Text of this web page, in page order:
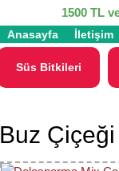
1500 TL
Anasayfa İletişim
Süs Bitkileri
Buz Çiçeği